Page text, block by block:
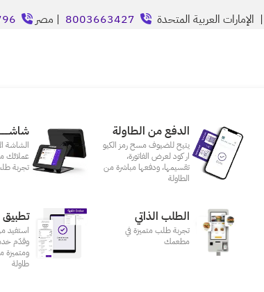
| الإمارات العربية المتحدة 8003663427 | مصر
الدفع من الطاولة
يتيح للضيوف مسح رمز الكيو
ار كود لعرض الفاتورة،
تقسيمها، ودفعها مباشرة من
الطاولة
الشاشة
عملائك
تجربة
الطلب الذاتي
تجربة طلب متميزة في
مطعمك‎
تطبيق
استفيد
وقدّم
طاولة